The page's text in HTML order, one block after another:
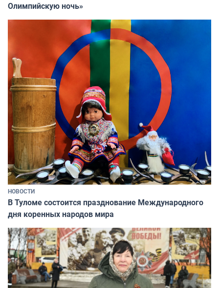
Олимпийскую ночь»
НОВОСТИ
В Туломе состоится празднование Международного
дня коренных народов мира